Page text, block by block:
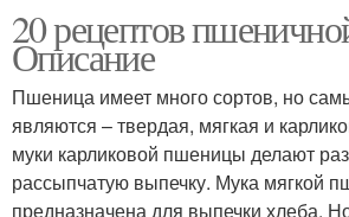
20 рецептов
Описание
Пшеница имеет много сортов, но
являются – твердая, мягкая и
муки карликовой пшеницы делают
рассыпчатую выпечку. Мука мягкой
предназначена для выпечки хлеба.